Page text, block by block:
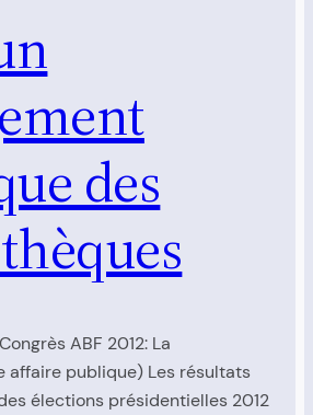
des
ABF 2012: La
affaire publique) Les résultats
élections présidentielles 2012